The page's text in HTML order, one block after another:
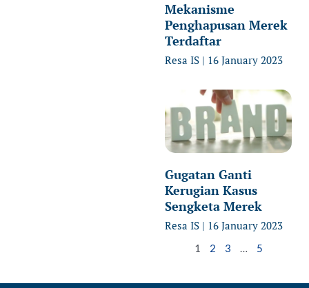
Mekanisme
Penghapusan Merek
Terdaftar
Resa IS 16 January 2023
Gugatan Ganti
Kerugian Kasus
Sengketa Merek
Resa IS 16 January 2023
1 2 3 … 5